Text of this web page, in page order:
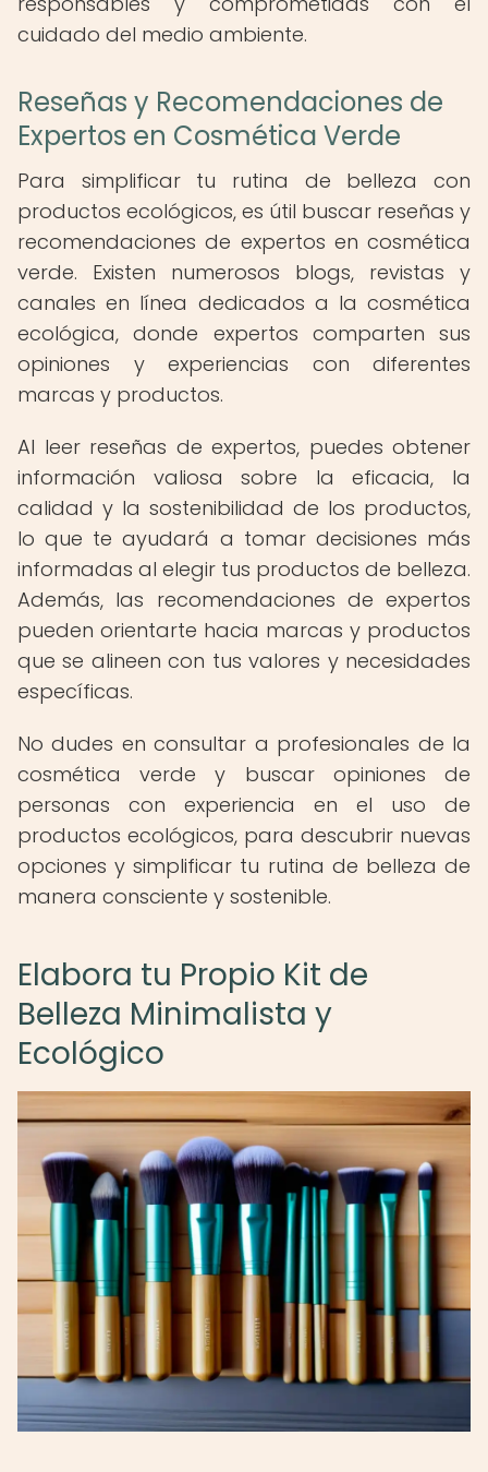
cuidado del medio ambiente.
Reseñas y Recomendaciones de
Expertos en Cosmética Verde
Para simplificar tu rutina de belleza con
productos ecológicos, es útil buscar reseñas y
recomendaciones de expertos en cosmética
verde. Existen numerosos blogs, revistas y
canales en línea dedicados a la cosmética
ecológica, donde expertos comparten sus
opiniones y experiencias con diferentes
marcas y productos.
Al leer reseñas de expertos, puedes obtener
información valiosa sobre la eficacia, la
calidad y la sostenibilidad de los productos,
lo que te ayudará a tomar decisiones más
informadas al elegir tus productos de belleza.
Además, las recomendaciones de expertos
pueden orientarte hacia marcas y productos
que se alineen con tus valores y necesidades
específicas.
No dudes en consultar a profesionales de la
cosmética verde y buscar opiniones de
personas con experiencia en el uso de
productos ecológicos, para descubrir nuevas
opciones y simplificar tu rutina de belleza de
manera consciente y sostenible.
Elabora tu Propio Kit de
Belleza Minimalista y
Ecológico